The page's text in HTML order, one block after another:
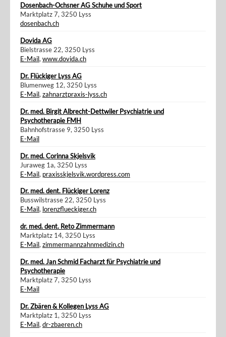
Dosenbach-Ochsner AG Schuhe und Sport
Marktplatz 7, 3250 Lyss
dosenbach.ch
Dovida AG
Bielstrasse 22, 3250 Lyss
E-Mail, www.dovida.ch
Dr. Flückiger Lyss AG
Blumenweg 12, 3250 Lyss
E-Mail, zahnarztpraxis-lyss.ch
Dr. med. Birgit Albrecht-Dettwiler Psychiatrie und
Psychotherapie FMH
Bahnhofstrasse 9, 3250 Lyss
E-Mail
Dr. med. Corinna Skjelsvik
Juraweg 1a, 3250 Lyss
E-Mail, praxisskjelsvik.wordpress.com
Dr. med. dent. Flückiger Lorenz
Busswilstrasse 22, 3250 Lyss
E-Mail, lorenzflueckiger.ch
dr. med. dent. Reto Zimmermann
Marktplatz 14, 3250 Lyss
E-Mail,zimmermannzahnmedizin.ch
Dr. med. Jan Schmid Facharzt für Psychiatrie und
Psychotherapie
Marktplatz 7, 3250 Lyss
E-Mail
Dr. Zbären & Kollegen Lyss AG
Marktplatz 1, 3250 Lyss
E-Mail,dr-zbaeren.ch